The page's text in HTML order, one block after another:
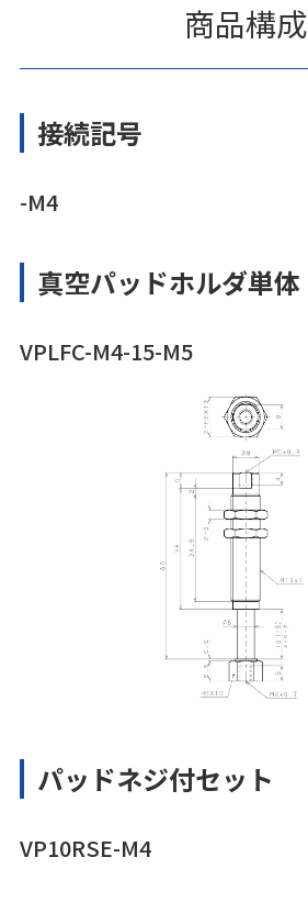
商品構成
接続記号
-M4
真空パッドホルダ単体
VPLFC-M4-15-M5
パッドネジ付セット
VP10RSE-M4